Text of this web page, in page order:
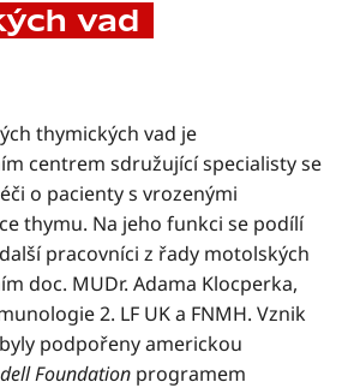
vad
thymických vad je
centrem sdružující specialisty se
o pacienty s vrozenými
thymu. Na jeho funkci se podílí
pracovníci z řady motolských
doc. MUDr. Adama Klocperka,
2. LF UK a FNMH. Vznik
podpořeny americkou
Foundation programem